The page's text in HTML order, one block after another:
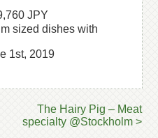
JPY
sized dishes with
1st, 2019
The Hairy Pig – Meat
specialty @Stockholm >